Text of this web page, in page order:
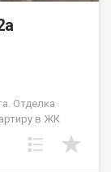
Отделка
в ЖК
4.5 % на
кредита.